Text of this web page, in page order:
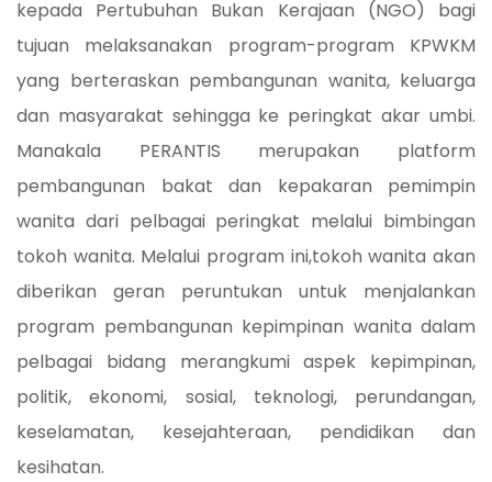
kepada Pertubuhan Bukan Kerajaan (NGO) bagi
tujuan melaksanakan program-program KPWKM
yang berteraskan pembangunan wanita, keluarga
dan masyarakat sehingga ke peringkat akar umbi.
Manakala PERANTIS merupakan platform
pembangunan bakat dan kepakaran pemimpin
wanita dari pelbagai peringkat melalui bimbingan
tokoh wanita. Melalui program ini,tokoh wanita akan
diberikan geran peruntukan untuk menjalankan
program pembangunan kepimpinan wanita dalam
pelbagai bidang merangkumi aspek kepimpinan,
politik, ekonomi, sosial, teknologi, perundangan,
keselamatan, kesejahteraan, pendidikan dan
kesihatan.